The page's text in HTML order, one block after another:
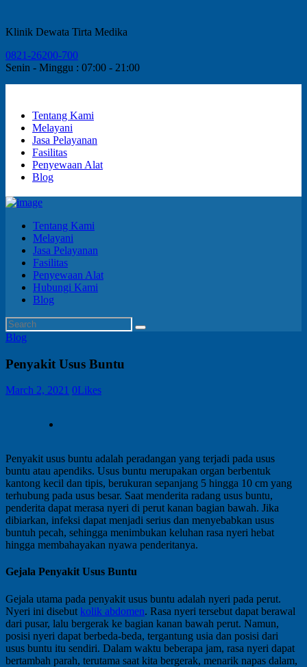
Klinik Dewata Tirta Medika
0821-26200-700
Senin - Minggu : 07:00 - 21:00
Tentang Kami
Melayani
Jasa Pelayanan
Fasilitas
Penyewaan Alat
Blog
Tentang Kami
Melayani
Jasa Pelayanan
Fasilitas
Penyewaan Alat
Hubungi Kami
Blog
Blog
Penyakit Usus Buntu
March 2, 2021 0Likes
Penyakit usus buntu adalah peradangan yang terjadi pada usus
buntu atau apendiks. Usus buntu merupakan organ berbentuk
kantong kecil dan tipis, berukuran sepanjang 5 hingga 10 cm yang
terhubung pada usus besar. Saat menderita radang usus buntu,
penderita dapat merasa nyeri di perut kanan bagian bawah. Jika
dibiarkan, infeksi dapat menjadi serius dan menyebabkan usus
buntuh pecah, sehingga menimbukan keluhan rasa nyeri hebat
hingga membahayakan nyawa penderitanya.
Gejala Penyakit Usus Buntu
Gejala utama pada penyakit usus buntu adalah nyeri pada perut.
Nyeri ini disebut kolik abdomen. Rasa nyeri tersebut dapat berawal
dari pusar, lalu bergerak ke bagian kanan bawah perut. Namun,
posisi nyeri dapat berbeda-beda, tergantung usia dan posisi dari
usus buntu itu sendiri. Dalam waktu beberapa jam, rasa nyeri dapat
bertambah parah, terutama saat kita bergerak, menarik napas dalam,